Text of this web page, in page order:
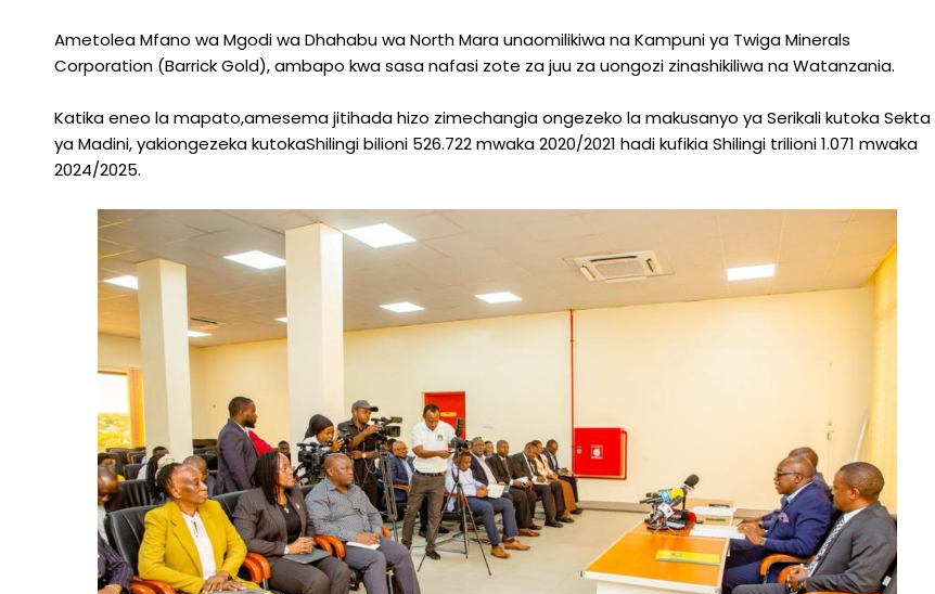
Ametolea Mfano wa Mgodi wa Dhahabu wa North Mara unaomilikiwa na Kampuni ya Twiga Minerals
Corporation (Barrick Gold), ambapo kwa sasa nafasi zote za juu za uongozi zinashikiliwa na Watanzania.
Katika eneo la mapato,amesema jitihada hizo zimechangia ongezeko la makusanyo ya Serikali kutoka Sekta
ya Madini, yakiongezeka kutokaShilingi bilioni 526.722 mwaka 2020/2021 hadi kufikia Shilingi trilioni 1.071 mwaka
2024/2025.